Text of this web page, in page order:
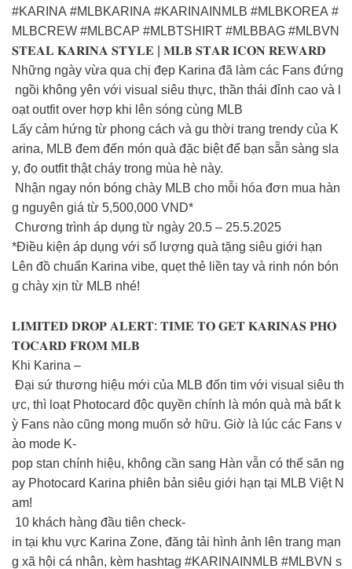
#KARINA #MLBKARINA #KARINAINMLB #MLBKOREA #
MLBCREW #MLBCAP #MLBTSHIRT #MLBBAG #MLBVN
𝐒𝐓𝐄𝐀𝐋 𝐊𝐀𝐑𝐈𝐍𝐀 𝐒𝐓𝐘𝐋𝐄 | 𝐌𝐋𝐁 𝐒𝐓𝐀𝐑 𝐈𝐂𝐎𝐍 𝐑𝐄𝐖𝐀𝐑𝐃
Những ngày vừa qua chị đẹp Karina đã làm các Fans đứng
ngồi không yên với visual siêu thực, thần thái đỉnh cao và l
oạt outfit over hợp khi lên sóng cùng MLB
Lấy cảm hứng từ phong cách và gu thời trang trendy của K
arina, MLB đem đến món quà đặc biệt để bạn sẵn sàng sla
y, đọ outfit thật cháy trong mùa hè này.
Nhận ngay nón bóng chày MLB cho mỗi hóa đơn mua hàn
g nguyên giá từ 5,500,000 VND*
Chương trình áp dụng từ ngày 20.5 – 25.5.2025
*Điều kiện áp dụng với số lượng quà tặng siêu giới hạn
Lên đồ chuẩn Karina vibe, quẹt thẻ liền tay và rinh nón bón
g chày xịn từ MLB nhé!
𝐋𝐈𝐌𝐈𝐓𝐄𝐃 𝐃𝐑𝐎𝐏 𝐀𝐋𝐄𝐑𝐓: 𝐓𝐈𝐌𝐄 𝐓𝐎 𝐆𝐄𝐓 𝐊𝐀𝐑𝐈𝐍𝐀𝐒 𝐏𝐇𝐎
𝐓𝐎𝐂𝐀𝐑𝐃 𝐅𝐑𝐎𝐌 𝐌𝐋𝐁
Khi Karina –
Đại sứ thương hiệu mới của MLB đốn tim với visual siêu th
ực, thì loạt Photocard độc quyền chính là món quà mà bất k
ỳ Fans nào cũng mong muốn sở hữu. Giờ là lúc các Fans v
ào mode K-
pop stan chính hiệu, không cần sang Hàn vẫn có thể săn ng
ay Photocard Karina phiên bản siêu giới hạn tại MLB Việt N
am!
10 khách hàng đầu tiên check-
in tại khu vực Karina Zone, đăng tải hình ảnh lên trang mạn
g xã hội cá nhân, kèm hashtag #KARINAINMLB #MLBVN s